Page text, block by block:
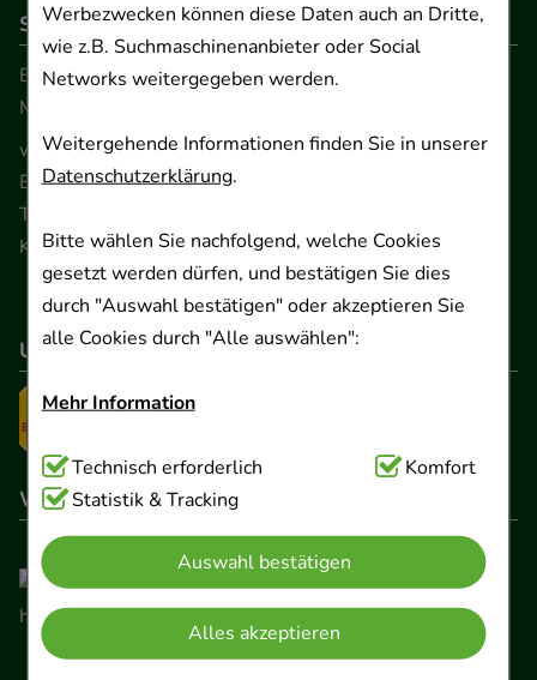
Werbezwecken können diese Daten auch an Dritte,
wie z.B. Suchmaschinenanbieter oder Social
Networks weitergegeben werden.
Weitergehende Informationen finden Sie in unserer
Datenschutzerklärung.
Bitte wählen Sie nachfolgend, welche Cookies
gesetzt werden dürfen, und bestätigen Sie dies
durch "Auswahl bestätigen" oder akzeptieren Sie
alle Cookies durch "Alle auswählen":
Mehr Information
Technisch Notwendig:Hierbei handelt es sich um
Cookies, die für die Grundfunktionen unserer
Website notwendig sind (z.B. Navigation,
Warenkorb, Kundenkonto), weshalb auf diese nicht
verzichtet werden kann.
Komfort:Diese Cookies werden genutzt um das
Technisch erforderlich
Komfort
Statistik & Tracking
Auswahl bestätigen
Alles akzeptieren
So erreichen Sie uns
Beratung und Kundenservice:
Montag - Freitag von 9.00 bis 17.00 Uhr
www.ApoSalis.de· E-Mail:info@ApoSalis.de
Ernst-August-Platz 2 · 30159 Hannover
Telefon 0511 89 71 80 0 · Fax 0511 89 71 80 11
Kontaktformular
Unser Versanddienstleister
Wir sind hier gelistet